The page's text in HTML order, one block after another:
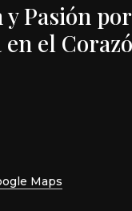
Pasión
en el
Maps